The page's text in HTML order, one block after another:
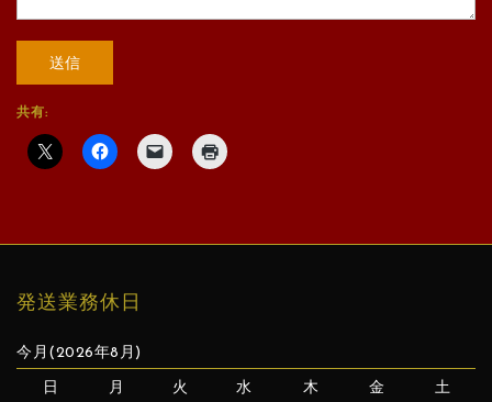
共有:
発送業務休日
今月(2026年8月)
日 月 火 水 木 金 土